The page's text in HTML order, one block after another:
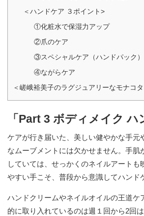
＜ハンドケア ３ポイント>
①化粧水で保湿力アップ
②爪のケア
③スペシャルケア（ハンドパック）
④ながらケア
＜嵯峨裕美子のラグジュアリーなモナコ
「Part 3 ボディメイク ハ
ケアが行き届いた、美しい健やかな手元
なムーブメントには欠かせません。手肌
していては、せっかくのネイルアートも
やすい手こそ、普段から意識してハンド
ハンドクリームやネイルオイルの王道ケ
的に取り入れているのは週１回から2回